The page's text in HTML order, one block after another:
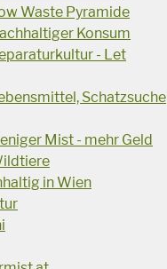
Waste Pyramide
Konsum
- Let
Schatzsuche
Mist - mehr Geld
in Wien